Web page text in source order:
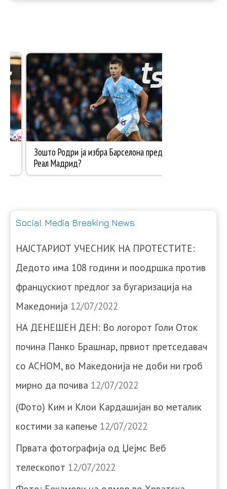
Social Media Breaking News
НАЈСТАРИОТ УЧЕСНИК НА ПРОТЕСТИТЕ:
Дедото има 108 години и поодршка против
францускиот предлог за бугаризација на
Македонија 12/07/2022
НА ДЕНЕШЕН ДЕН: Во логорот Голи Оток
почина Панко Брашнар, првиот претседавач
со АСНОМ, во Македонија не доби ни гроб
мирно да почива 12/07/2022
(Фото) Ким и Клои Кардашијан во металик
костими за капење 12/07/2022
Првата фотографија од Џејмс Веб
телескопот 12/07/2022